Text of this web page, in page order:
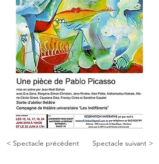
< Spectacle précédent Spectacle suivant >